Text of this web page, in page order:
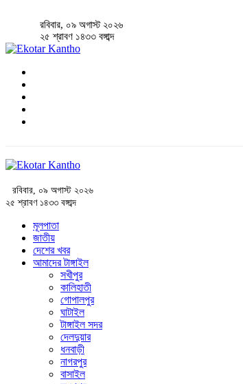
রবিবার, ০৯ অগাস্ট ২০২৬
২৫ শ্রাবণ ১৪৩৩ বঙ্গাব্দ
রবিবার, ০৯ অগাস্ট ২০২৬
২৫ শ্রাবণ ১৪৩৩ বঙ্গাব্দ
মূলপাতা
জাতীয়
দেশের খবর
আমাদের টাঙ্গাইল
সখীপুর
কালিহাতী
গোপালপুর
ঘাটাইল
টাঙ্গাইল সদর
দেলদুয়ার
ধনবাড়ী
নাগরপুর
বাসাইল